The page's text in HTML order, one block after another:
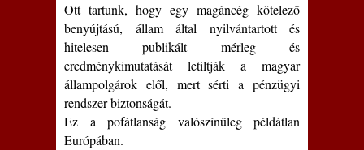
Ott tartunk, hogy egy magáncég kötelező
benyújtású, állam által nyilvántartott és
hitelesen publikált mérleg és
eredménykimutatását letiltják a magyar
állampolgárok elől, mert sérti a pénzügyi
rendszer biztonságát.
Ez a pofátlanság valószínűleg példátlan
Európában.